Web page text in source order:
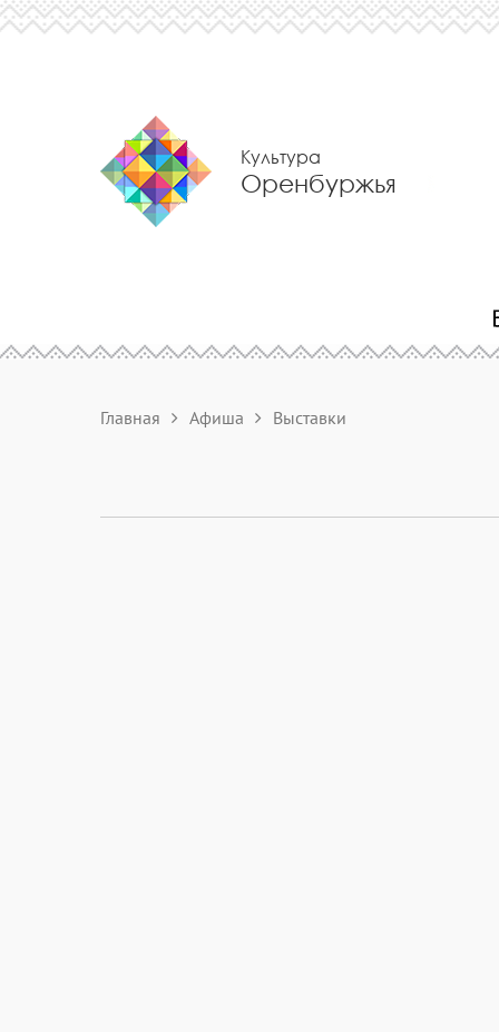
Культура
Оренбуржья
Главная Афиша Выставки